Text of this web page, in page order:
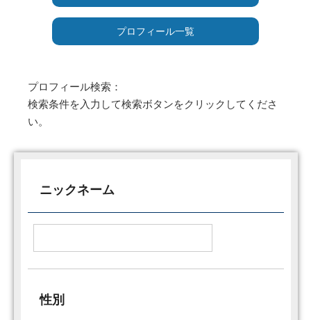
プロフィール一覧
プロフィール検索：
検索条件を入力して検索ボタンをクリックしてくださ
い。
ニックネーム
性別